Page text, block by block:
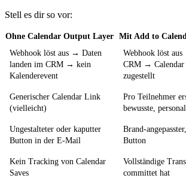
Stell es dir so vor:
Ohne Calendar Output Layer Mit Add to
Webhook löst aus → Daten
landen im CRM → kein
Kalenderevent
Webhook löst
CRM → Calendar
zugestellt
Generischer Calendar Link
(vielleicht)
Pro Teilnehmer
bewusste,
Ungestalteter oder kaputter
Button in der E-Mail
Brand-
Button
Kein Tracking von Calendar
Saves
Vollständige
committet hat